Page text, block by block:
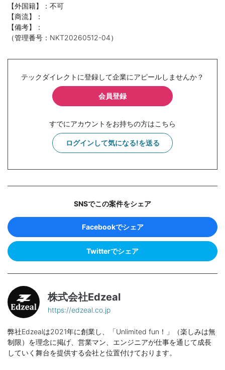
【外国籍】：不可
【商流】：
【備考】：
（管理番号：NKT20260512-04）
テックダイレクトに登録して企業にアピールしませんか？
会員登録
すでにアカウントをお持ちの方はこちら
ログインして気になる!を送る
SNSでこの案件をシェア
Facebookでシェア
Twitterでシェア
株式会社Edzeal
https://edzeal.co.jp
弊社Edzealは2021年に創業し、「Unlimited fun！」（楽しみは無
制限）を理念に掲げ、営業マン、エンジニアが仕事を通じて成長
していく舞台を提供する会社と位置付けております。